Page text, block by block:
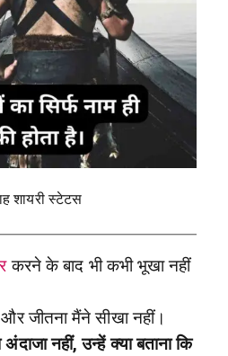
शायरी स्टेटस
करने के बाद भी कभी भूखा नहीं
जीतना मैंने सीखा नहीं।
अंदाजा नहीं, उन्हें क्या बताना कि